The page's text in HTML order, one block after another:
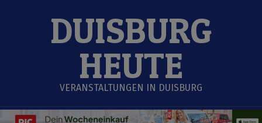
DUISBURG
HEUTE
VERANSTALTUNGEN IN DUISBURG